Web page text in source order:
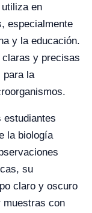
en
especialmente
y la educación.
claras y precisas
para la
estudiantes
la biología
su
claro y oscuro
muestras con